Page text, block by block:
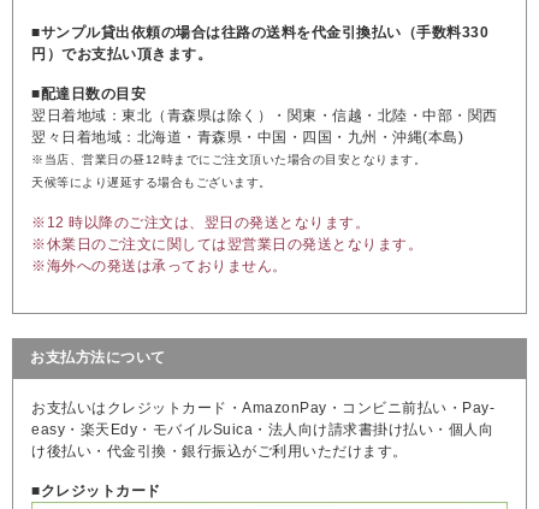
■サンプル貸出依頼の場合は往路の送料を代金引換払い（手数料330
円）でお支払い頂きます。
■配達日数の目安
翌日着地域：東北（青森県は除く）・関東・信越・北陸・中部・関西
翌々日着地域：北海道・青森県・中国・四国・九州・沖縄(本島)
※当店、営業日の昼12時までにご注文頂いた場合の目安となります。
天候等により遅延する場合もございます。
※12 時以降のご注文は、翌日の発送となります。
※休業日のご注文に関しては翌営業日の発送となります。
※海外への発送は承っておりません。
お支払方法について
お支払いはクレジットカード・AmazonPay・コンビニ前払い・Pay-
easy・楽天Edy・モバイルSuica・法人向け請求書掛け払い・個人向
け後払い・代金引換・銀行振込がご利用いただけます。
■クレジットカード